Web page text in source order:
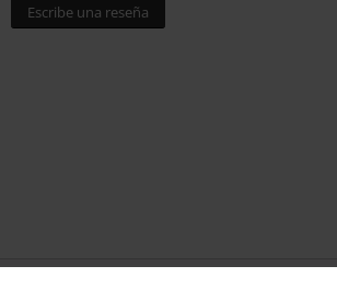
Escribe una reseña